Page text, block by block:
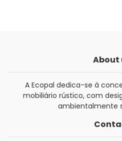
About
A Ecopal dedica-se à
mobiliário rústico, com
ambientalmente